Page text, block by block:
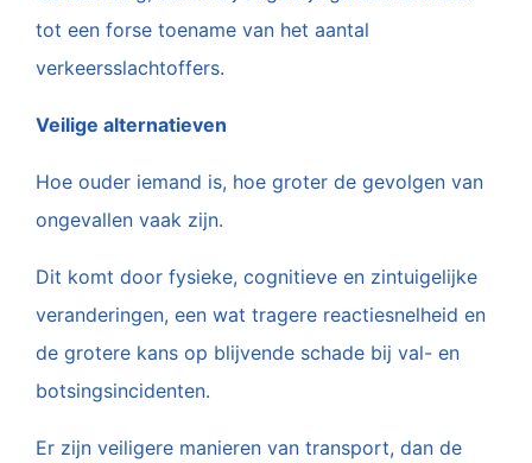
tot een forse toename van het aantal
verkeersslachtoffers.
Veilige alternatieven
Hoe ouder iemand is, hoe groter de gevolgen van
ongevallen vaak zijn.
Dit komt door fysieke, cognitieve en zintuigelijke
veranderingen, een wat tragere reactiesnelheid en
de grotere kans op blijvende schade bij val- en
botsingsincidenten.
Er zijn veiligere manieren van transport, dan de